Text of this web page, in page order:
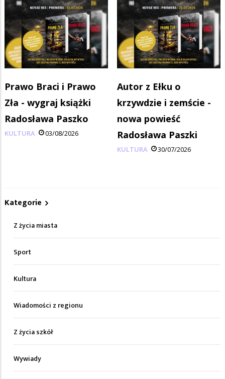
Prawo Braci i Prawo
Zła - wygraj książki
Radosława Paszko
KULTURA 03/08/2026
Autor z Ełku o
krzywdzie i zemście -
nowa powieść
Radosława Paszki
KULTURA 30/07/2026
Kategorie
Z życia miasta
Sport
Kultura
Wiadomości z regionu
Z życia szkół
Wywiady